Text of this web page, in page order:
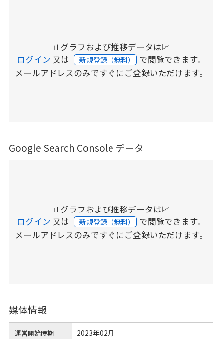
📊グラフおよび推移データは📈
ログイン 又は 新規登録（無料） で閲覧できます。
メールアドレスのみですぐにご登録いただけます。
Google Search Console データ
📊グラフおよび推移データは📈
ログイン 又は 新規登録（無料） で閲覧できます。
メールアドレスのみですぐにご登録いただけます。
媒体情報
運営開始時期 2023年02月